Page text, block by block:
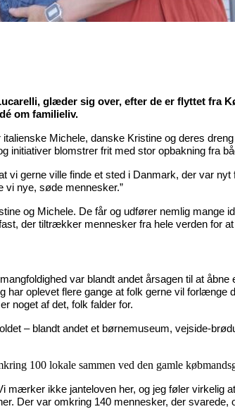
glæder sig over, efter de er flyttet fra
om familieliv.
Michele, danske Kristine og deres
initiativer blomstrer frit med stor opbakning fra
vi gerne ville finde et sted i Danmark, der var
vi nye, søde mennesker.”
og Michele. De får og udfører nemlig mange
der tiltrækker mennesker fra hele verden for
var blandt andet årsagen til at åbne
oplevet flere gange at folk gerne vil forlænge
noget af det, folk falder for.
– blandt andet et børnemuseum, vejside-
100 lokale sammen ved den gamle
ikke janteloven her, og jeg føler virkelig
Der var omkring 140 mennesker, der